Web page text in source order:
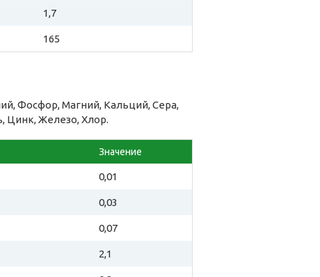
1,7
165
Фосфор, Магний, Кальций, Сера,
Цинк, Железо, Хлор.
Значение
0,01
0,03
0,07
2,1